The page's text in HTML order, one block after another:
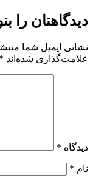
را
ایمیل شما منتشر
شده‌اند*
*
*